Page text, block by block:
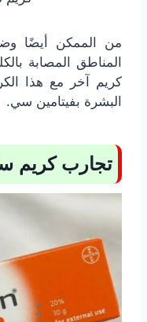
من الممكن أيضًا
المناطق المصابة
كريم آخر مع هذا
البشرة بفيتامين سي.
تجارب كريم